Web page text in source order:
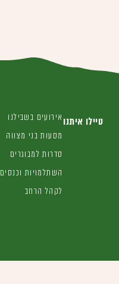
טיילו איתנואירועים בשבילנו
מסעות בני מצווה
סדרות למבוגרים
השתלמויות וכנסים
לקהל הרחב